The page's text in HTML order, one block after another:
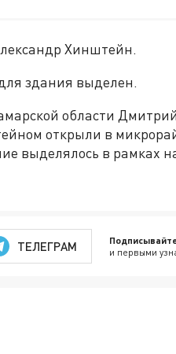
Хинштейн.
здания выделен.
области
открыли в
выделялось в рамках
ТЕЛЕГРАМ и первыми